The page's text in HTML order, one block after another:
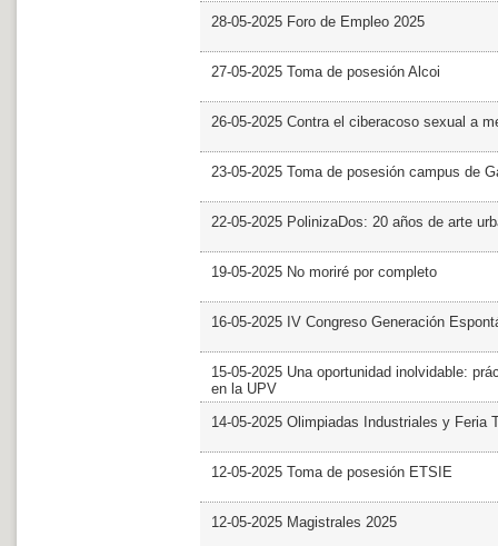
28-05-2025 Foro de Empleo 2025
27-05-2025 Toma de posesión Alcoi
26-05-2025 Contra el ciberacoso sexual a
23-05-2025 Toma de posesión campus de
22-05-2025 PolinizaDos: 20 años de arte
19-05-2025 No moriré por completo
16-05-2025 IV Congreso Generación
15-05-2025 Una oportunidad inolvidable:
en la UPV
14-05-2025 Olimpiadas Industriales y Feria
12-05-2025 Toma de posesión ETSIE
12-05-2025 Magistrales 2025